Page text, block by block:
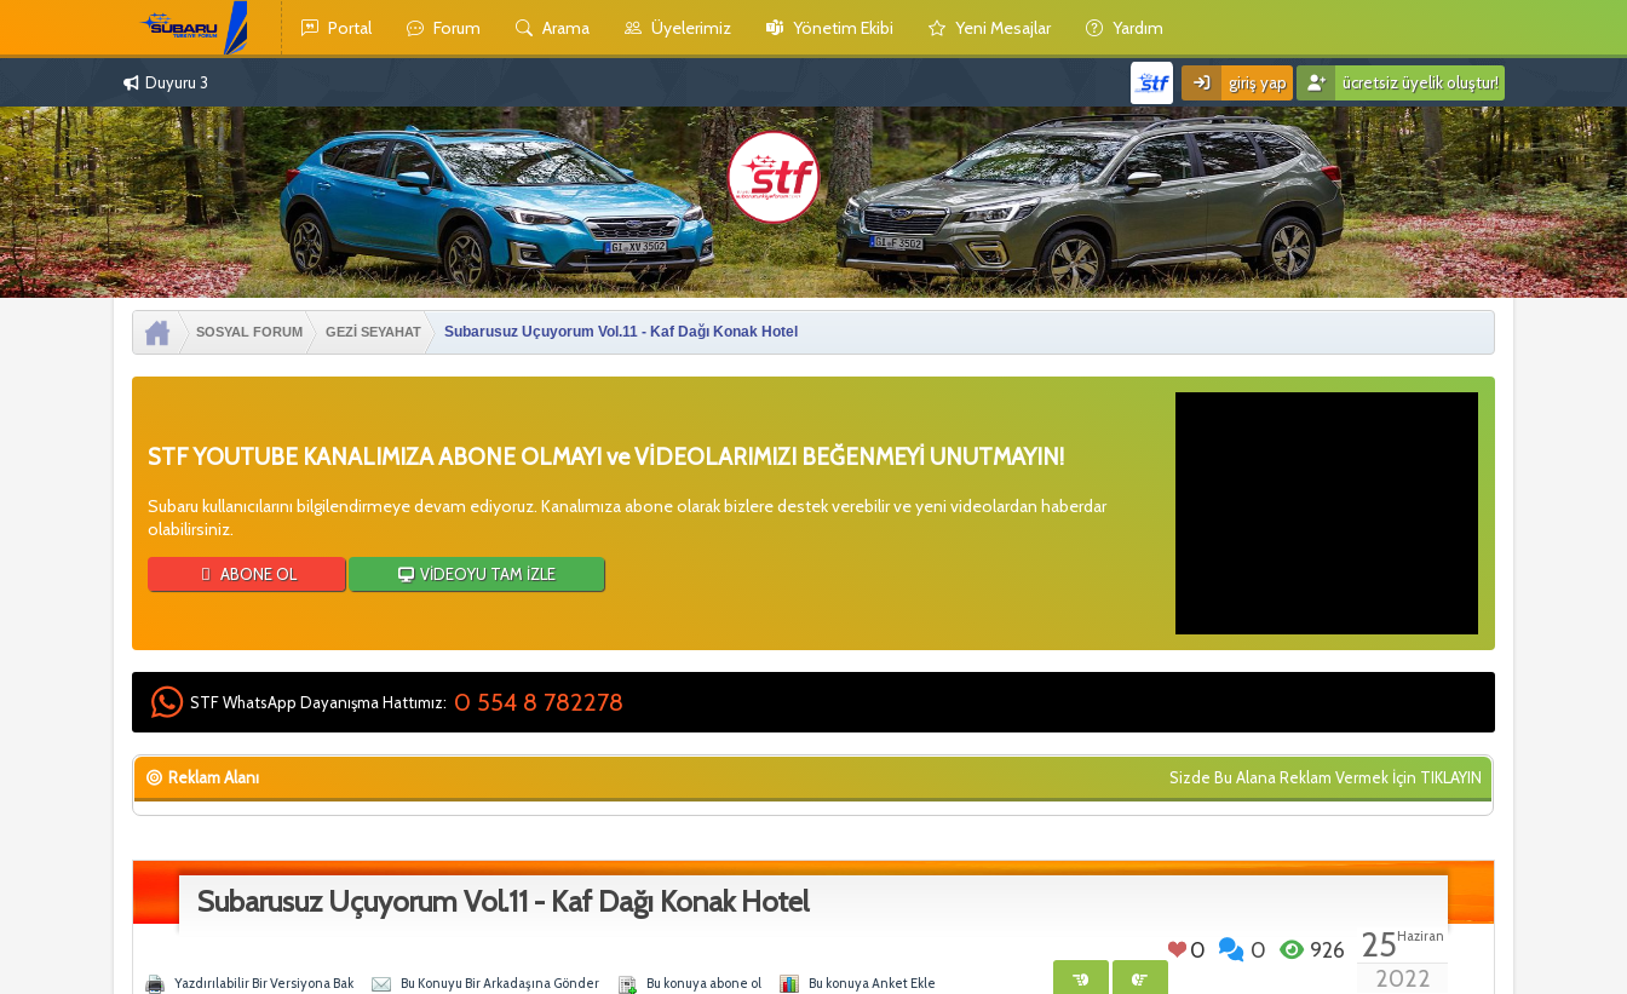
Portal Forum Arama Üyelerimiz Yönetim Ekibi Yeni Mesajlar Yardım
Duyuru 3 giriş yap ücretsiz üyelik oluştur!
SOSYAL FORUM GEZİ SEYAHAT Subarusuz Uçuyorum Vol.11 - Kaf Dağı Konak Hotel
STF YOUTUBE KANALIMIZA ABONE OLMAYI ve VİDEOLARIMIZI BEĞENMEYİ UNUTMAYIN!
Subaru kullanıcılarını bilgilendirmeye devam ediyoruz. Kanalımıza abone olarak bizlere destek verebilir ve yeni videolardan haberdar
olabilirsiniz.
ABONE OL VİDEOYU TAM İZLE
STF WhatsApp Dayanışma Hattımız: 0 554 8 782278
Reklam Alanı Sizde Bu Alana Reklam Vermek İçin TIKLAYIN
Subarusuz Uçuyorum Vol.11 - Kaf Dağı Konak Hotel
0 0 926 25Haziran
2022
Yazdırılabilir Bir Versiyona Bak Bu Konuyu Bir Arkadaşına Gönder Bu konuya abone ol Bu konuya Anket Ekle